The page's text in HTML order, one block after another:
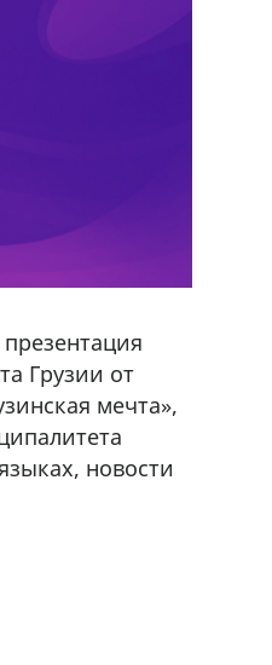
Грузии от
мечта»,
новости